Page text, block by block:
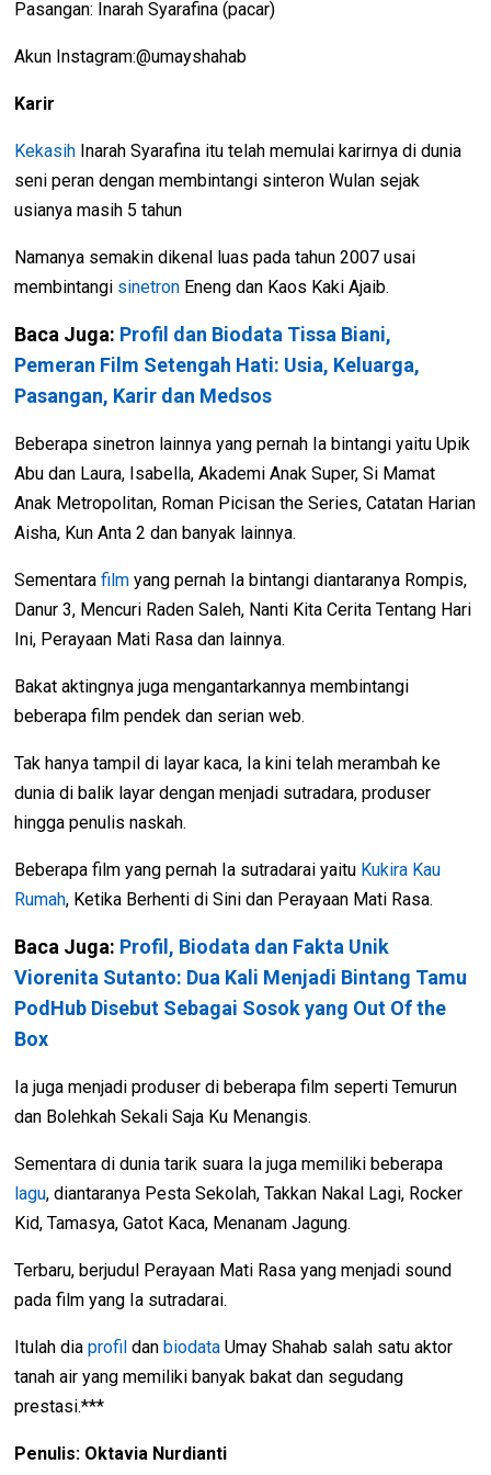
Pasangan: Inarah Syarafina (pacar)
Akun Instagram:@umayshahab
Karir
Kekasih Inarah Syarafina itu telah memulai karirnya di dunia
seni peran dengan membintangi sinteron Wulan sejak
usianya masih 5 tahun
Namanya semakin dikenal luas pada tahun 2007 usai
membintangi sinetron Eneng dan Kaos Kaki Ajaib.
Baca Juga: Profil dan Biodata Tissa Biani,
Pemeran Film Setengah Hati: Usia, Keluarga,
Pasangan, Karir dan Medsos
Beberapa sinetron lainnya yang pernah Ia bintangi yaitu Upik
Abu dan Laura, Isabella, Akademi Anak Super, Si Mamat
Anak Metropolitan, Roman Picisan the Series, Catatan Harian
Aisha, Kun Anta 2 dan banyak lainnya.
Sementarafilm yang pernah Ia bintangi diantaranya Rompis,
Danur 3, Mencuri Raden Saleh, Nanti Kita Cerita Tentang Hari
Ini, Perayaan Mati Rasa dan lainnya.
Bakat aktingnya juga mengantarkannya membintangi
beberapa film pendek dan serian web.
Tak hanya tampil di layar kaca, Ia kini telah merambah ke
dunia di balik layar dengan menjadi sutradara, produser
hingga penulis naskah.
Beberapa film yang pernah Ia sutradarai yaitu Kukira Kau
Rumah, Ketika Berhenti di Sini dan Perayaan Mati Rasa.
Baca Juga: Profil, Biodata dan Fakta Unik
Viorenita Sutanto: Dua Kali Menjadi Bintang Tamu
PodHub Disebut Sebagai Sosok yang Out Of the
Box
Ia juga menjadi produser di beberapa film seperti Temurun
dan Bolehkah Sekali Saja Ku Menangis.
Sementara di dunia tarik suara Ia juga memiliki beberapa
lagu, diantaranya Pesta Sekolah, Takkan Nakal Lagi, Rocker
Kid, Tamasya, Gatot Kaca, Menanam Jagung.
Terbaru, berjudul Perayaan Mati Rasa yang menjadi sound
pada film yang Ia sutradarai.
Itulah diaprofil danbiodata Umay Shahab salah satu aktor
tanah air yang memiliki banyak bakat dan segudang
prestasi.***
Penulis: Oktavia Nurdianti